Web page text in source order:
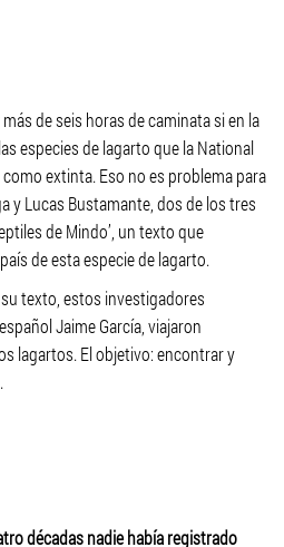
de seis horas de caminata si en la
especies de lagarto que la National
extinta. Eso no es problema para
y Lucas Bustamante, dos de los tres
de Mindo’, un texto que
de esta especie de lagarto.
texto, estos investigadores
Jaime García, viajaron
lagartos. El objetivo: encontrar y
décadas nadie había registrado